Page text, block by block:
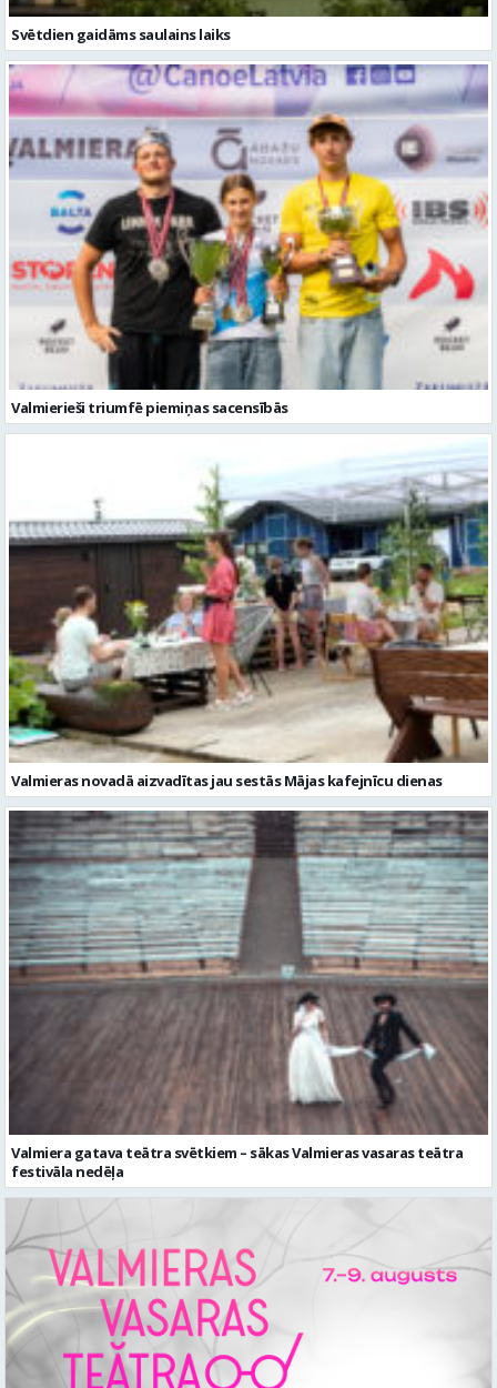
Svētdien gaidāms saulains laiks
Valmierieši triumfē piemiņas sacensībās
Valmieras novadā aizvadītas jau sestās Mājas kafejnīcu dienas
Valmiera gatava teātra svētkiem – sākas Valmieras vasaras teātra
festivāla nedēļa